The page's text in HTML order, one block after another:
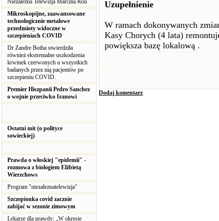
Niezależna Telewizja Marcina Roli
Mikroskopijne, zaawansowane
technologicznie metalowe
przedmioty widoczne w
szczepieniach COVID
Dr Zandre Botha stwierdziła
również ekstremalne uszkodzenia
krwinek czerwonych u wszystkich
badanych przez nią pacjentów po
szczepieniu COVID.
Premier Hiszpanii Pedro Sanchez
o wojnie przeciwko Iranowi
Ostatni mit (o polityce
sowieckiej)
Prawda o włoskiej "epidemii" -
rozmowa z biologiem Elżbietą
Wierzchows
Program "niezaleznatelewizja"
Szczepionka covid zacznie
zabijać w sezonie zimowym
Lekarze dla prawdy: „W okresie
Uzupełnienie
W ramach dokonywanych
Kasy Chorych (4 lata)
powiększa bazę lokalową .
Dodaj komentarz